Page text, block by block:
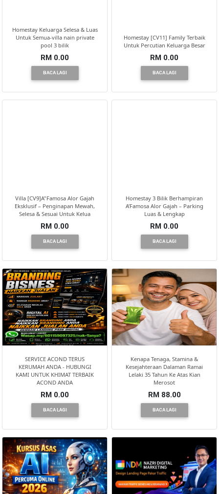
Homestay Keluarga Selesa & Luas
Untuk Semua-villa nain private
pool 3 bilik
RM 0.00
BACA LAGI
Homestay [CV11] Family Terbaik
Untuk Percutian Keluarga Besar
RM 0.00
BACA LAGI
Villa [CV9]A"Famosa Alor Gajah
Eksklusif – Penginapan Mewah,
Selesa & Sesuai Untuk Kelua
RM 0.00
BACA LAGI
Homestay 3 Bilik Berhampiran
A’Famosa Alor Gajah – Parking
Luas & Lengkap
RM 0.00
BACA LAGI
SERVICE ACOND TERUS
KERUMAH ANDA - HUBUNGI
KAMI UNTUK KHIMAT TERBAIK
ACOND ANDA
RM 0.00
BACA LAGI
Kenapa Tenaga, Stamina &
Kesejahteraan Dalaman Ramai
Lelaki 35 Tahun Ke Atas Kian
Merosot
RM 88.00
BACA LAGI